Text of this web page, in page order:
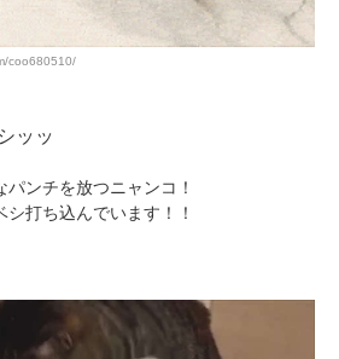
coo680510/
ッッ
ンチを放つニャンコ！
打ち込んでいます！！